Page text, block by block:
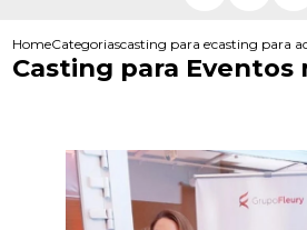
HomeCategoriascasting para eventos
casting para
Casting para Eventos